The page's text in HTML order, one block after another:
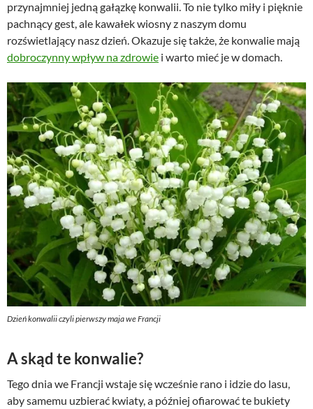
przynajmniej jedną gałązkę konwalii. To nie tylko miły i pięknie
pachnący gest, ale kawałek wiosny z naszym domu
rozświetlający nasz dzień. Okazuje się także, że konwalie mają
dobroczynny wpływ na zdrowie i warto mieć je w domach.
Dzień konwalii czyli pierwszy maja we Francji
A skąd te konwalie?
Tego dnia we Francji wstaje się wcześnie rano i idzie do lasu,
aby samemu uzbierać kwiaty, a później ofiarować te bukiety